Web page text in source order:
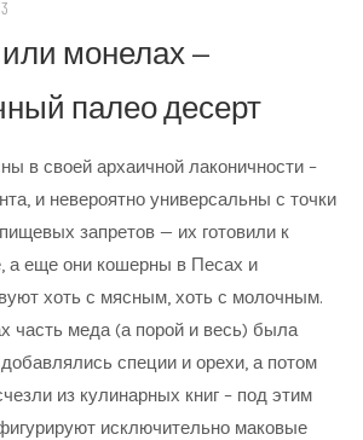
монелах —
палео десерт
в своей архаичной лаконичности –
и невероятно универсальны с точки
запретов — их готовили к
а еще они кошерны в Песах и
хоть с мясным, хоть с молочным.
часть меда (а порой и весь) была
специи и орехи, а потом
из кулинарных книг – под этим
исключительно маковые